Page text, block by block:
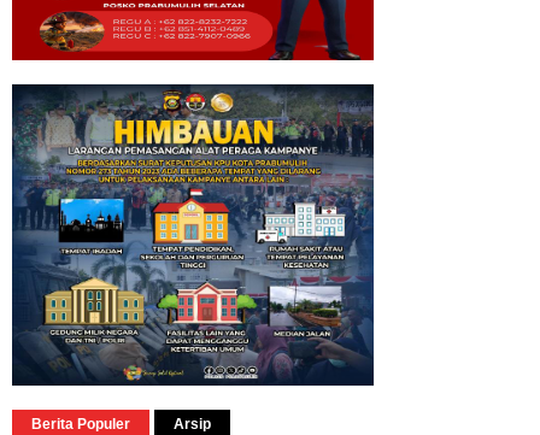
Berita Populer Arsip